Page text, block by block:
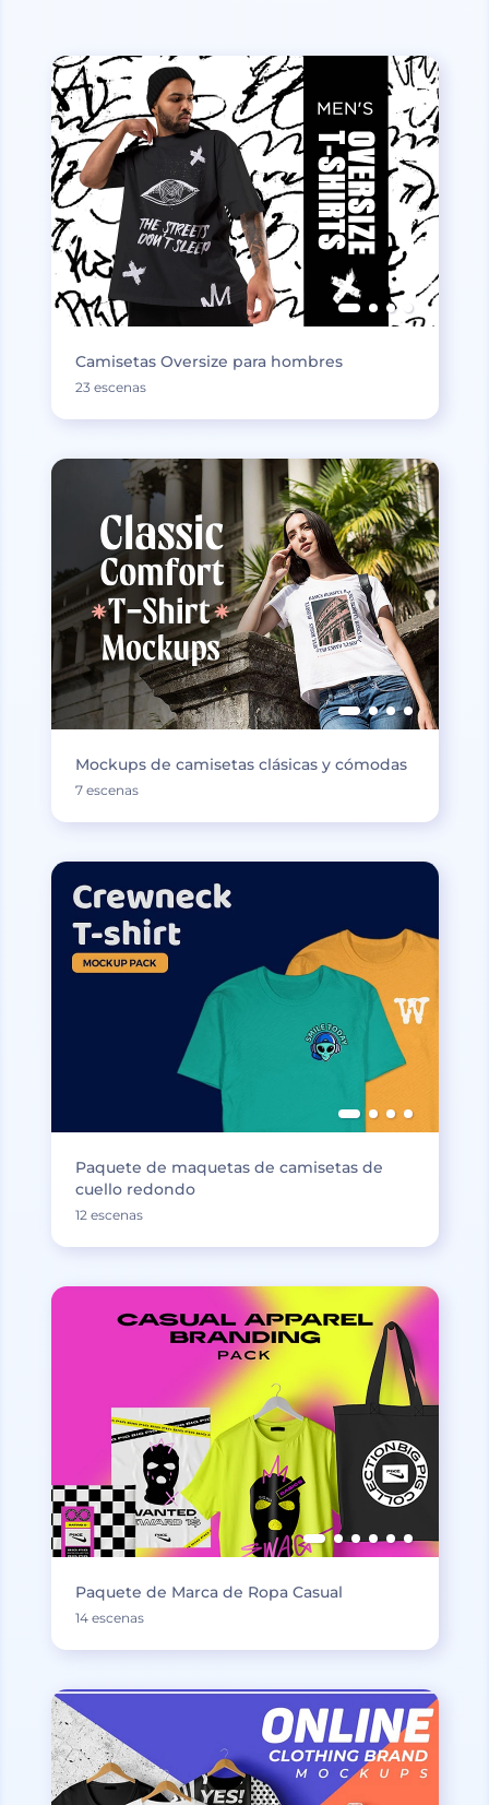
Camisetas Oversize para hombres
23 escenas
Mockups de camisetas clásicas y cómodas
7 escenas
Paquete de maquetas de camisetas de
cuello redondo
12 escenas
Paquete de Marca de Ropa Casual
14 escenas